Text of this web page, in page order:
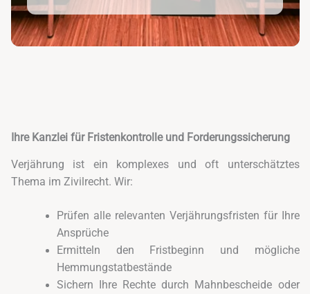
Ihre Kanzlei für Fristenkontrolle und Forderungssicherung
Verjährung ist ein komplexes und oft unterschätztes
Thema im Zivilrecht. Wir:
Prüfen alle relevanten Verjährungsfristen für Ihre
Ansprüche
Ermitteln den Fristbeginn und mögliche
Hemmungstatbestände
Sichern Ihre Rechte durch Mahnbescheide oder